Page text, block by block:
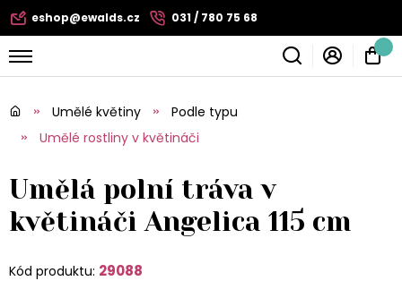
eshop@ewalds.cz 031 / 780 75 68
Umělé květiny
Podle typu
Umělé rostliny v květináči
Umělá polní tráva v
květináči Angelica 115 cm
Kód produktu: 29088